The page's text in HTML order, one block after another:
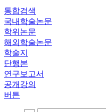
통합검색
국내학술논문
학위논문
해외학술논문
학술지
단행본
연구보고서
공개강의
버튼